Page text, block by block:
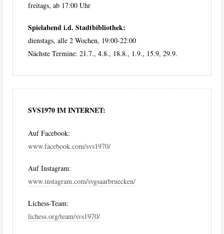
freitags, ab 17:00 Uhr
Spielabend i.d. Stadtbibliothek:
dienstags, alle 2 Wochen, 19:00-22:00
Nächste Termine: 21.7., 4.8., 18.8., 1.9., 15.9, 29.9.
SVS1970 IM INTERNET:
Auf Facebook:
www.facebook.com/svs1970/
Auf Instagram:
www.instagram.com/svgsaarbruecken/
Lichess-Team:
lichess.org/team/svs1970/